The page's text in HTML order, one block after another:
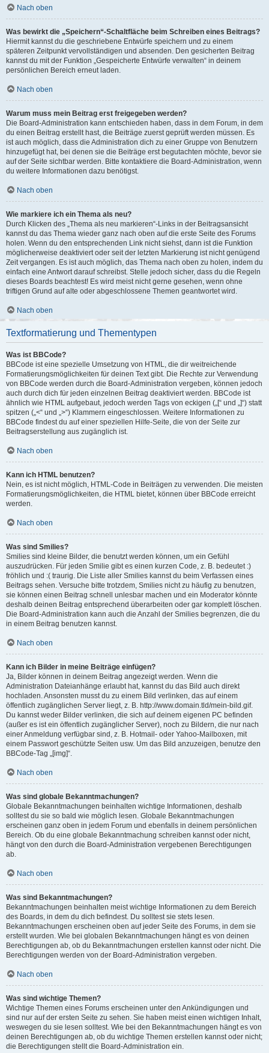
Nach oben
Was bewirkt die „Speichern“-Schaltfläche beim Schreiben eines Beitrags?
Hiermit kannst du die geschriebene Entwürfe speichern und zu einem
späteren Zeitpunkt vervollständigen und absenden. Den gesicherten Beitrag
kannst du mit der Funktion „Gespeicherte Entwürfe verwalten“ in deinem
persönlichen Bereich erneut laden.
Nach oben
Warum muss mein Beitrag erst freigegeben werden?
Die Board-Administration kann entschieden haben, dass in dem Forum, in dem
du einen Beitrag erstellt hast, die Beiträge zuerst geprüft werden müssen. Es
ist auch möglich, dass die Administration dich zu einer Gruppe von Benutzern
hinzugefügt hat, bei denen sie die Beiträge erst begutachten möchte, bevor sie
auf der Seite sichtbar werden. Bitte kontaktiere die Board-Administration, wenn
du weitere Informationen dazu benötigst.
Nach oben
Wie markiere ich ein Thema als neu?
Durch Klicken des „Thema als neu markieren“-Links in der Beitragsansicht
kannst du das Thema wieder ganz nach oben auf die erste Seite des Forums
holen. Wenn du den entsprechenden Link nicht siehst, dann ist die Funktion
möglicherweise deaktiviert oder seit der letzten Markierung ist nicht genügend
Zeit vergangen. Es ist auch möglich, das Thema nach oben zu holen, indem du
einfach eine Antwort darauf schreibst. Stelle jedoch sicher, dass du die Regeln
dieses Boards beachtest! Es wird meist nicht gerne gesehen, wenn ohne
triftigen Grund auf alte oder abgeschlossene Themen geantwortet wird.
Nach oben
Textformatierung und Thementypen
Was ist BBCode?
BBCode ist eine spezielle Umsetzung von HTML, die dir weitreichende
Formatierungsmöglichkeiten für deinen Text gibt. Die Rechte zur Verwendung
von BBCode werden durch die Board-Administration vergeben, können jedoch
auch durch dich für jeden einzelnen Beitrag deaktiviert werden. BBCode ist
ähnlich wie HTML aufgebaut, jedoch werden Tags von eckigen („[“ und „]“) statt
spitzen („<“ und „>“) Klammern eingeschlossen. Weitere Informationen zu
BBCode findest du auf einer speziellen Hilfe-Seite, die von der Seite zur
Beitragserstellung aus zugänglich ist.
Nach oben
Kann ich HTML benutzen?
Nein, es ist nicht möglich, HTML-Code in Beiträgen zu verwenden. Die meisten
Formatierungsmöglichkeiten, die HTML bietet, können über BBCode erreicht
werden.
Nach oben
Was sind Smilies?
Smilies sind kleine Bilder, die benutzt werden können, um ein Gefühl
auszudrücken. Für jeden Smilie gibt es einen kurzen Code, z. B. bedeutet :)
fröhlich und :( traurig. Die Liste aller Smilies kannst du beim Verfassen eines
Beitrags sehen. Versuche bitte trotzdem, Smilies nicht zu häufig zu benutzen,
sie können einen Beitrag schnell unlesbar machen und ein Moderator könnte
deshalb deinen Beitrag entsprechend überarbeiten oder gar komplett löschen.
Die Board-Administration kann auch die Anzahl der Smilies begrenzen, die du
in einem Beitrag benutzen kannst.
Nach oben
Kann ich Bilder in meine Beiträge einfügen?
Ja, Bilder können in deinem Beitrag angezeigt werden. Wenn die
Administration Dateianhänge erlaubt hat, kannst du das Bild auch direkt
hochladen. Ansonsten musst du zu einem Bild verlinken, das auf einem
öffentlich zugänglichen Server liegt, z. B. http://www.domain.tld/mein-bild.gif.
Du kannst weder Bilder verlinken, die sich auf deinem eigenen PC befinden
(außer es ist ein öffentlich zugänglicher Server), noch zu Bildern, die nur nach
einer Anmeldung verfügbar sind, z. B. Hotmail- oder Yahoo-Mailboxen, mit
einem Passwort geschützte Seiten usw. Um das Bild anzuzeigen, benutze den
BBCode-Tag „[img]“.
Nach oben
Was sind globale Bekanntmachungen?
Globale Bekanntmachungen beinhalten wichtige Informationen, deshalb
solltest du sie so bald wie möglich lesen. Globale Bekanntmachungen
erscheinen ganz oben in jedem Forum und ebenfalls in deinem persönlichen
Bereich. Ob du eine globale Bekanntmachung schreiben kannst oder nicht,
hängt von den durch die Board-Administration vergebenen Berechtigungen
ab.
Nach oben
Was sind Bekanntmachungen?
Bekanntmachungen beinhalten meist wichtige Informationen zu dem Bereich
des Boards, in dem du dich befindest. Du solltest sie stets lesen.
Bekanntmachungen erscheinen oben auf jeder Seite des Forums, in dem sie
erstellt wurden. Wie bei globalen Bekanntmachungen hängt es von deinen
Berechtigungen ab, ob du Bekanntmachungen erstellen kannst oder nicht. Die
Berechtigungen werden von der Board-Administration vergeben.
Nach oben
Was sind wichtige Themen?
Wichtige Themen eines Forums erscheinen unter den Ankündigungen und
sind nur auf der ersten Seite zu sehen. Sie haben meist einen wichtigen Inhalt,
weswegen du sie lesen solltest. Wie bei den Bekanntmachungen hängt es von
deinen Berechtigungen ab, ob du wichtige Themen erstellen kannst oder nicht;
die Berechtigungen stellt die Board-Administration ein.